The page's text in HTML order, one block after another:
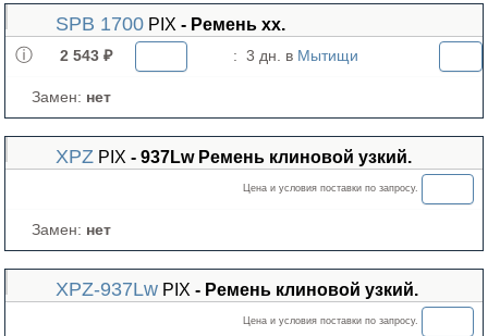
SPB 1700 PIX - Ремень хх.
2 543 ₽ : 3 дн. в Мытищи
Замен: нет
XPZ PIX - 937Lw Ремень клиновой узкий.
Цена и условия поставки по запросу.
Замен: нет
XPZ-937Lw PIX - Ремень клиновой узкий.
Цена и условия поставки по запросу.